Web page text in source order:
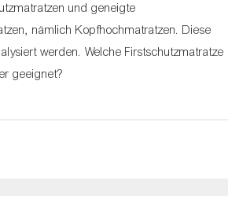
und geneigte
nämlich Kopfhochmatratzen. Diese
werden. Welche Firstschutzmatratze
geeignet?